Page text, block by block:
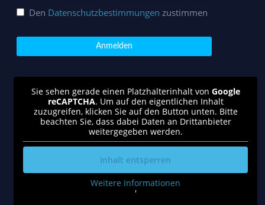
Den Datenschutzbestimmungen zustimmen
Sie sehen gerade einen Platzhalterinhalt von Google
reCAPTCHA. Um auf den eigentlichen Inhalt
zuzugreifen, klicken Sie auf den Button unten. Bitte
beachten Sie, dass dabei Daten an Drittanbieter
weitergegeben werden.
Inhalt entsperren
Weitere Informationen
'